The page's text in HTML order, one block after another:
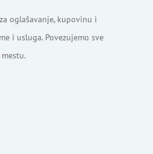
oglašavanje, kupovinu i
i usluga. Povezujemo sve